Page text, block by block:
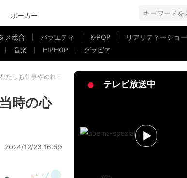
ポーカー
メ総合 バラエティ K-POP リアリティーショー
音楽 HIPHOP グラビア
たしも仕事やめれるかもーと」
時の心
2024/12/23 16:59
テレビ放送中